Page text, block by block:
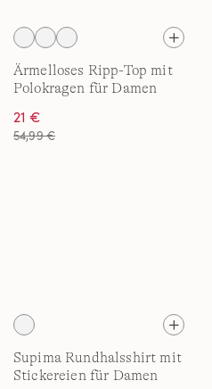
Ärmelloses Ripp-Top mit
Polokragen für Damen
21 €
54,99 €
Supima Rundhalsshirt mit
Stickereien für Damen